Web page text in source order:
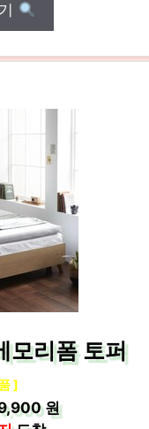
모리폼 토퍼
]
원